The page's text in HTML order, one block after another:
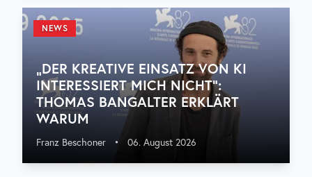
NEWS
„DER KREATIVE EINSATZ VON KI
INTERESSIERT MICH NICHT“:
THOMAS BANGALTER ERKLÄRT
WARUM
Franz Beschoner • 06. August 2026